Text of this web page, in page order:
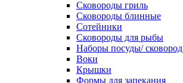
Сковороды гриль
Сковороды блинные
Сотейники
Сковороды для рыбы
Наборы посуды/ сковород
Воки
Крышки
Формы для запекания